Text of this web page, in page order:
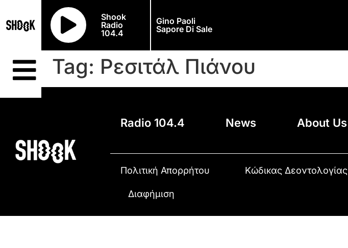
Shook
Radio
104.4
Gino Paoli
Sapore Di Sale
Tag: Ρεσιτάλ Πιάνου
Radio 104.4 News About Us
Πολιτική Απορρήτου Κώδικας Δεοντολογίας
Διαφήμιση